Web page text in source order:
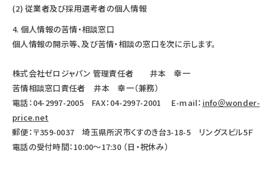
(2) 従業者及び採用選考者の個人情報
個人情報の苦情・相談窓口
個人情報の開示等、及び苦情・相談の窓口を次に示します。
株式会社ゼロジャパン 管理責任者 井本 幸一
苦情相談窓口責任者 井本 幸一（兼務）
電話：04-2997-2005 FAX：04-2997-2001 E-mail： info＠wonder-
price.net
郵便：〒359-0037 埼玉県所沢市くすのき台3-18-5 リングスビル5Ｆ
電話の受付時間：10:00～17:30 （日・祝休み）